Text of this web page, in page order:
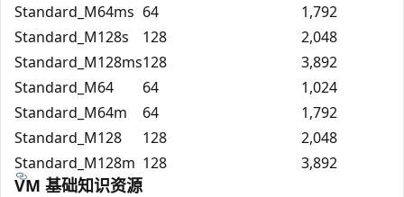
Standard_M64ms 64
1,792
Standard_M128s
128
2,048
Standard_M128ms128
3,892
Standard_M64
64
1,024
Standard_M64m
64
1,792
Standard_M128
128
2,048
Standard_M128m 128 3,892
VM 基础知识资源